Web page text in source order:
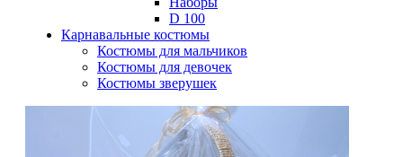
D 100
Карнавальные костюмы
Костюмы для мальчиков
Костюмы для девочек
Костюмы зверушек